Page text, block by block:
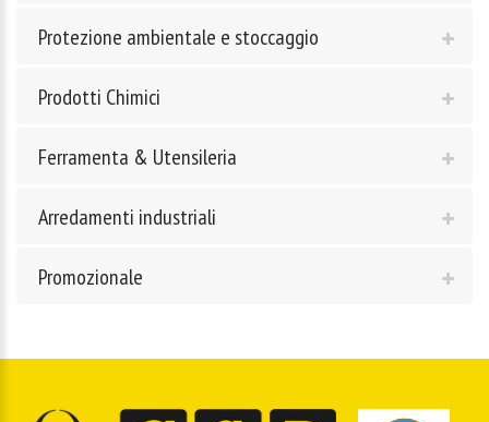
Protezione ambientale e stoccaggio
Prodotti Chimici
Ferramenta & Utensileria
Arredamenti industriali
Promozionale